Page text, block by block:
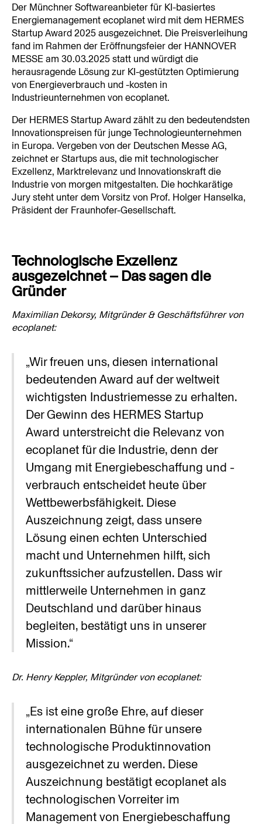
Der Münchner Softwareanbieter für KI-basiertes
Energiemanagement ecoplanet wird mit dem HERMES
Startup Award 2025 ausgezeichnet. Die Preisverleihung
fand im Rahmen der Eröffnungsfeier der HANNOVER
MESSE am 30.03.2025 statt und würdigt die
herausragende Lösung zur KI-gestützten Optimierung
von Energieverbrauch und -kosten in
Industrieunternehmen von ecoplanet.
Der HERMES Startup Award zählt zu den bedeutendsten
Innovationspreisen für junge Technologieunternehmen
in Europa. Vergeben von der Deutschen Messe AG,
zeichnet er Startups aus, die mit technologischer
Exzellenz, Marktrelevanz und Innovationskraft die
Industrie von morgen mitgestalten. Die hochkarätige
Jury steht unter dem Vorsitz von Prof. Holger Hanselka,
Präsident der Fraunhofer-Gesellschaft.
Technologische Exzellenz
ausgezeichnet – Das sagen die
Gründer
Maximilian Dekorsy, Mitgründer & Geschäftsführer von
ecoplanet:
„Wir freuen uns, diesen international
bedeutenden Award auf der weltweit
wichtigsten Industriemesse zu erhalten.
Der Gewinn des HERMES Startup
Award unterstreicht die Relevanz von
ecoplanet für die Industrie, denn der
Umgang mit Energiebeschaffung und -
verbrauch entscheidet heute über
Wettbewerbsfähigkeit. Diese
Auszeichnung zeigt, dass unsere
Lösung einen echten Unterschied
macht und Unternehmen hilft, sich
zukunftssicher aufzustellen. Dass wir
mittlerweile Unternehmen in ganz
Deutschland und darüber hinaus
begleiten, bestätigt uns in unserer
Mission.“
Dr. Henry Keppler, Mitgründer von ecoplanet:
„Es ist eine große Ehre, auf dieser
internationalen Bühne für unsere
technologische Produktinnovation
ausgezeichnet zu werden. Diese
Auszeichnung bestätigt ecoplanet als
technologischen Vorreiter im
Management von Energiebeschaffung